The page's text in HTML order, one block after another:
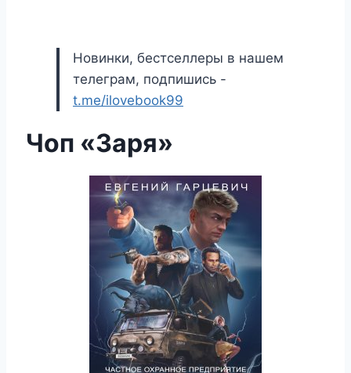
Новинки, бестселлеры в нашем
телеграм, подпишись -
t.me/ilovebook99
Чоп «Заря»